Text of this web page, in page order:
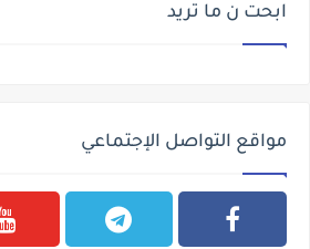
ابحت ن ما تريد
مواقع التواصل الإجتماعي